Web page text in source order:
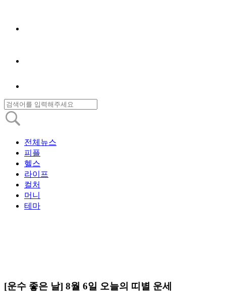
전체뉴스
피플
헬스
라이프
컬처
머니
테마
[운수 좋은 날] 8월 6일 오늘의 띠별 운세